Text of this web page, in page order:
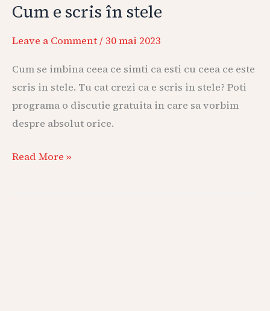
Cum e scris în stele
Leave a Comment/30 mai 2023
Cum se imbina ceea ce simti ca esti cu ceea ce este
scris in stele. Tu cat crezi ca e scris in stele? Poti
programa o discutie gratuita in care sa vorbim
despre absolut orice.
Read More »